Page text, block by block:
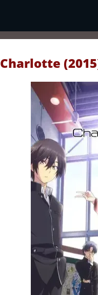
Charlotte